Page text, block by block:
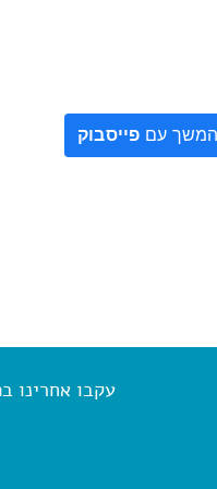
המשך עם פייסבוק
עקבו אחרינו